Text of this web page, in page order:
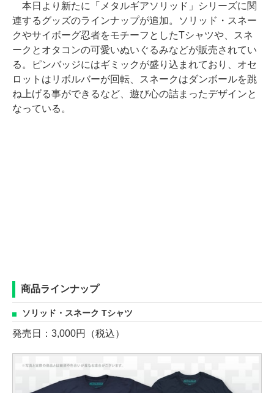
本日より新たに「メタルギアソリッド」シリーズに関
連するグッズのラインナップが追加。ソリッド・スネー
クやサイボーグ忍者をモチーフとしたTシャツや、スネ
ークとオタコンの可愛いぬいぐるみなどが販売されてい
る。ピンバッジにはギミックが盛り込まれており、オセ
ロットはリボルバーが回転、スネークはダンボールを跳
ね上げる事ができるなど、遊び心の詰まったデザインと
なっている。
商品ラインナップ
ソリッド・スネーク Tシャツ
発売日：3,000円（税込）